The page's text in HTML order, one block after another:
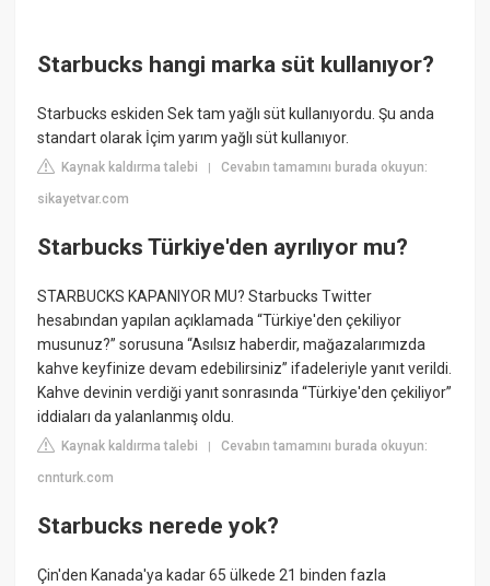
Starbucks hangi marka süt kullanıyor?
Starbucks eskiden Sek tam yağlı süt kullanıyordu. Şu anda
standart olarak İçim yarım yağlı süt kullanıyor.
Kaynak kaldırma talebi |Cevabın tamamını burada okuyun:
sikayetvar.com
Starbucks Türkiye'den ayrılıyor mu?
STARBUCKS KAPANIYOR MU? Starbucks Twitter
hesabından yapılan açıklamada “Türkiye'den çekiliyor
musunuz?” sorusuna “Asılsız haberdir, mağazalarımızda
kahve keyfinize devam edebilirsiniz” ifadeleriyle yanıt verildi.
Kahve devinin verdiği yanıt sonrasında “Türkiye'den çekiliyor”
iddiaları da yalanlanmış oldu.
Kaynak kaldırma talebi |Cevabın tamamını burada okuyun:
cnnturk.com
Starbucks nerede yok?
Çin'den Kanada'ya kadar 65 ülkede 21 binden fazla